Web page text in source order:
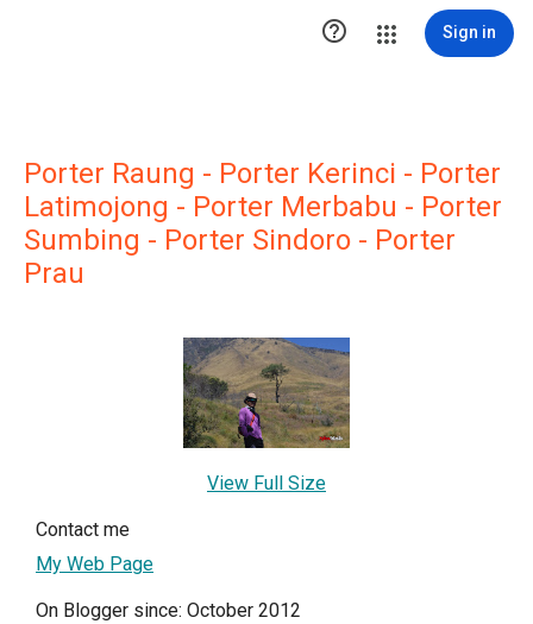
 Sign in
Porter Raung - Porter Kerinci - Porter
Latimojong - Porter Merbabu - Porter
Sumbing - Porter Sindoro - Porter
Prau
View Full Size
Contact me
My Web Page
On Blogger since: October 2012